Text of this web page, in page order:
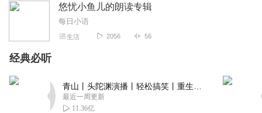
悠忧小鱼儿的朗读专辑
每日小语
生活 2056 56
经典必听
最近一周更新
11.36亿